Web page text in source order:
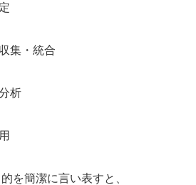
集・統合
析
を簡潔に言い表すと、